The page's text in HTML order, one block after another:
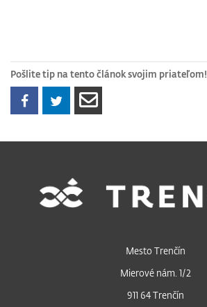
Pošlite tip na tento článok svojim priateľom!
Mesto Trenčín
Mierové nám. 1/2
911 64 Trenčín